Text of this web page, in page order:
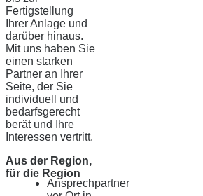
Fertigstellung
Ihrer Anlage und
darüber hinaus.
Mit uns haben Sie
einen starken
Partner an Ihrer
Seite, der Sie
individuell und
bedarfsgerecht
berät und Ihre
Interessen vertritt.
Aus der Region,
für die Region
Ansprechpartner